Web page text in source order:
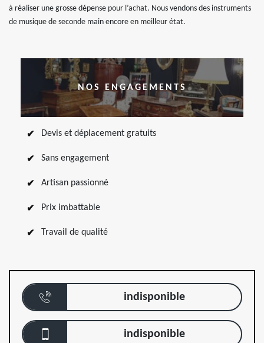
à réaliser une grosse dépense pour l’achat. Nous vendons des instruments
de musique de seconde main encore en meilleur état.
NOS ENGAGEMENTS
Devis et déplacement gratuits
Sans engagement
Artisan passionné
Prix imbattable
Travail de qualité
indisponible
indisponible